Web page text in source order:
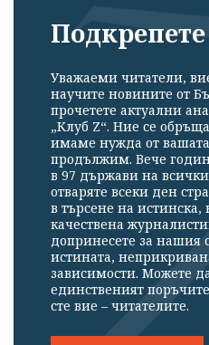
Уважаеми читатели,
научите новините от
прочетете актуални
„Клуб Z“. Ние се
имаме нужда от
продължим. Вече
в 97 държави на
отваряте всеки ден
в търсене на
качествена
допринесете за нашия
истината,
зависимости. Можете
единственият
сте вие – читателите.